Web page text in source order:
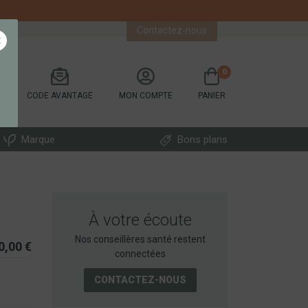
CODE AVANTAGE MON COMPTE PANIER
0
Marque Bons plans
Contactez-nous
€
À votre écoute
Nos conseillères santé restent
connectées
CONTACTEZ-NOUS